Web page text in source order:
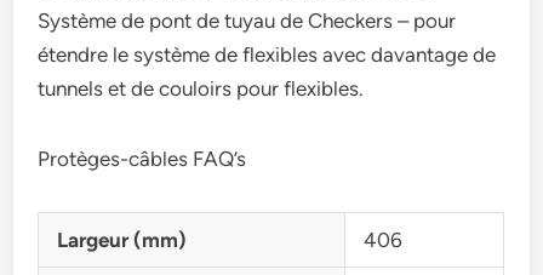
Système de pont de tuyau de Checkers – pour
étendre le système de flexibles avec davantage de
tunnels et de couloirs pour flexibles.
Protèges-câbles FAQ’s
Largeur (mm) 406